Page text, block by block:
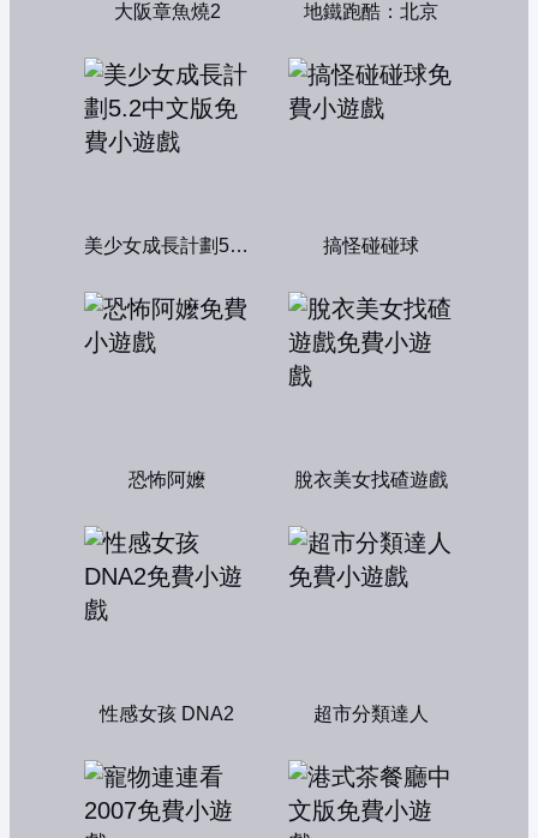
大阪章魚燒2 地鐵跑酷：北京
美少女成長計劃5.2中文版 搞怪碰碰球
恐怖阿嬤 脫衣美女找碴遊戲
性感女孩 DNA2 超市分類達人